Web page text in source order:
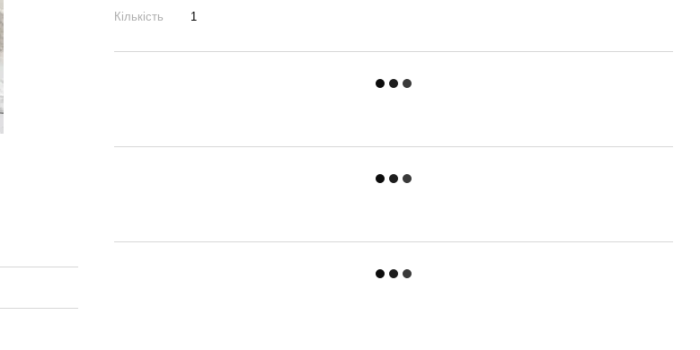
Кількість 1